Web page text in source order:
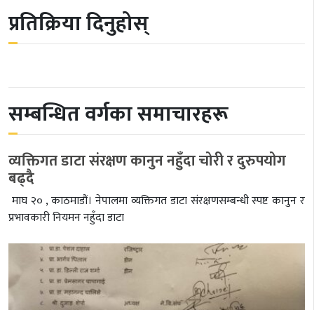
प्रतिक्रिया दिनुहोस्
सम्बन्धित वर्गका समाचारहरू
व्यक्तिगत डाटा संरक्षण कानुन नहुँदा चोरी र दुरुपयोग
बढ्दै
माघ २० , काठमाडौं। नेपालमा व्यक्तिगत डाटा संरक्षणसम्बन्धी स्पष्ट कानुन र
प्रभावकारी नियमन नहुँदा डाटा